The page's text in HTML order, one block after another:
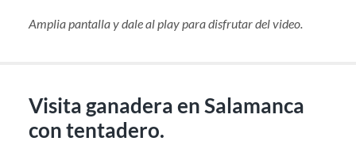
Amplia pantalla y dale al play para disfrutar del video.
Visita ganadera en Salamanca
con tentadero.